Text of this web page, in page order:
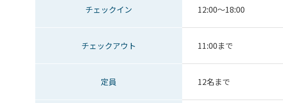
チェックイン 12:00～18:00
チェックアウト 11:00まで
定員 12名まで